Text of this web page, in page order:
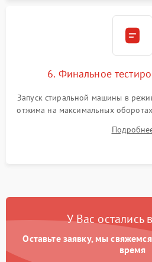
6. Финальное
Запуск стиральной машины в
отжима на максимальных
корректности слива,
посторонних стуков и
У Вас остались
Оставьте заявку, мы
время